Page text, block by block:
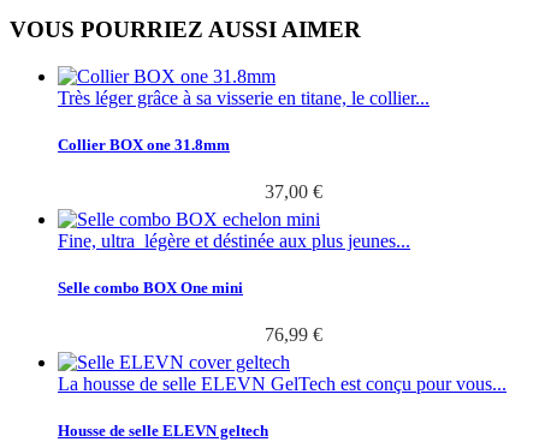
VOUS POURRIEZ AUSSI AIMER
Très léger grâce à sa visserie en titane, le collier...
Collier BOX one 31.8mm
37,00 €
Fine, ultra légère et déstinée aux plus jeunes...
Selle combo BOX One mini
76,99 €
La housse de selle ELEVN GelTech est conçu pour vous...
Housse de selle ELEVN geltech